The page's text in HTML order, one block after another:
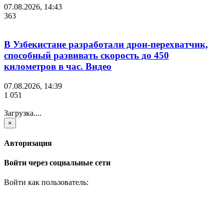
07.08.2026, 14:43
363
В Узбекистане разработали дрон-перехватчик,
способный развивать скорость до 450
километров в час. Видео
07.08.2026, 14:39
1 051
Загрузка....
×
Авторизация
Войти через социальные сети
Войти как пользователь: